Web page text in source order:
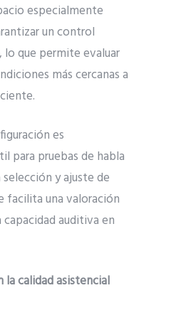
especialmente
un control
que permite evaluar
más cercanas a
es
para pruebas de habla
y ajuste de
facilita una valoración
capacidad auditiva en
calidad asistencial